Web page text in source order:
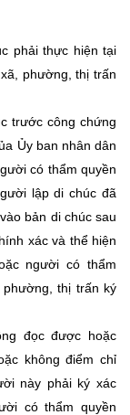
phải thực hiện tại
phường, thị trấn
trước công chứng
Ủy ban nhân dân
có thẩm quyền
lập di chúcđã
bản di chúc sau
xác và thể hiện
người có thẩm
thị trấn ký
đọc được hoặc
không điểm chỉ
này phải ký xác
có thẩm quyền